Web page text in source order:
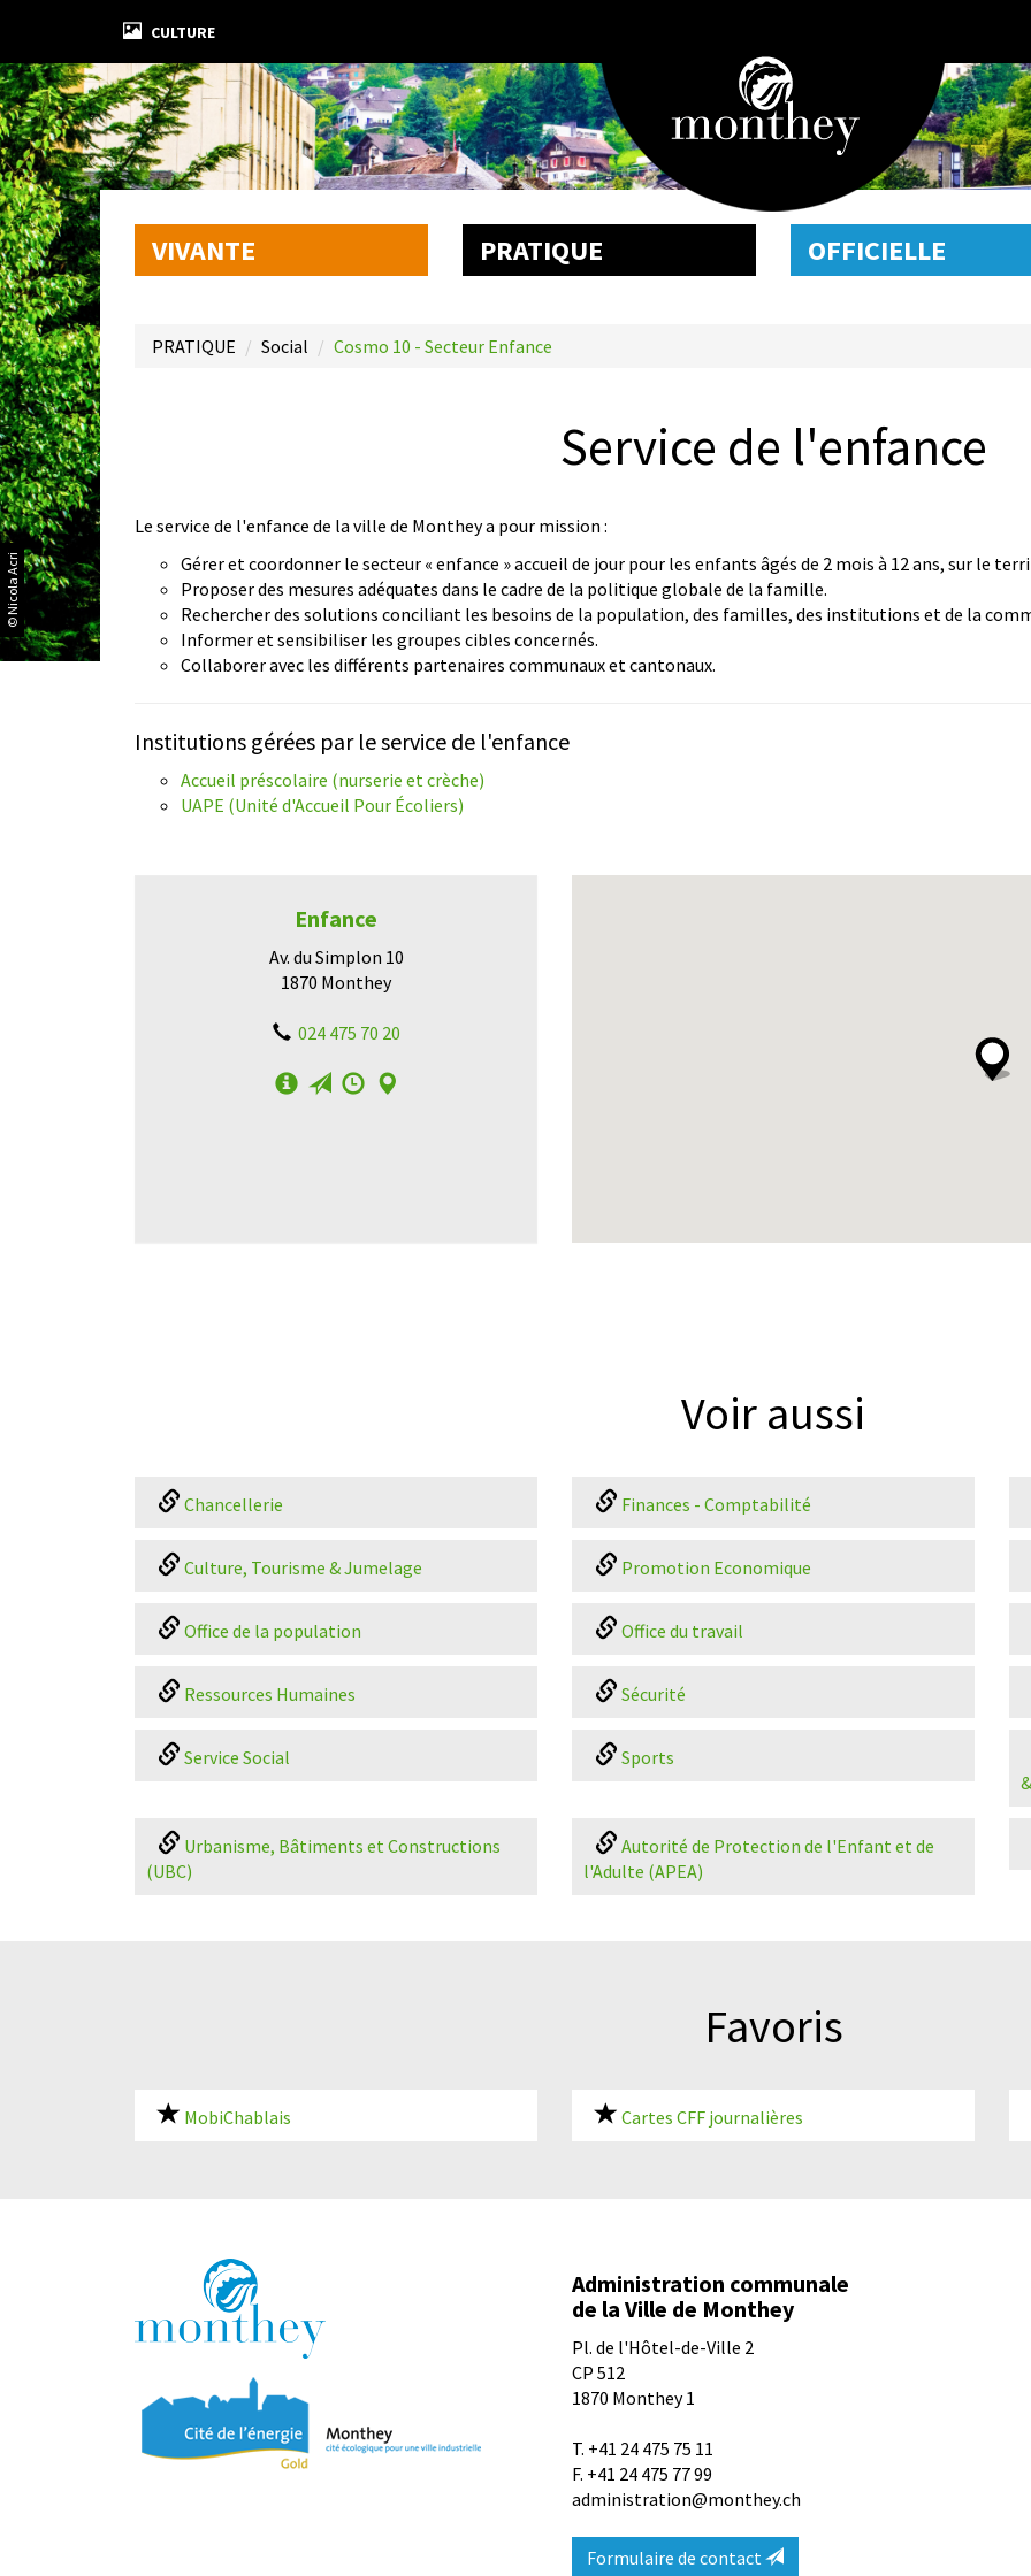
© Nicola Acri
CULTURE
VIVANTE PRATIQUE OFFICIELLE
PRATIQUE Social Cosmo 10 - Secteur Enfance
Service de l'enfance
Le service de l'enfance de la ville de Monthey a pour mission :
Gérer et coordonner le secteur « enfance » accueil de jour pour les enfants âgés de 2 mois à 12 ans, sur le
Proposer des mesures adéquates dans le cadre de la politique globale de la famille.
Rechercher des solutions conciliant les besoins de la population, des familles, des institutions et de la
Informer et sensibiliser les groupes cibles concernés.
Collaborer avec les différents partenaires communaux et cantonaux.
Institutions gérées par le service de l'enfance
Accueil préscolaire (nurserie et crèche)
UAPE (Unité d'Accueil Pour Écoliers)
Enfance
Av. du Simplon 10
1870 Monthey
024 475 70 20
Voir aussi
Chancellerie Finances - Comptabilité
Culture, Tourisme & Jumelage Promotion Economique
Office de la population Office du travail
Ressources Humaines Sécurité
Service Social Sports
Urbanisme, Bâtiments et Constructions
(UBC)
Autorité de Protection de l'Enfant et de
l'Adulte (APEA)
Favoris
MobiChablais Cartes CFF journalières
Administration communale
de la Ville de Monthey
Pl. de l'Hôtel-de-Ville 2
CP 512
1870 Monthey 1
T. +41 24 475 75 11
F. +41 24 475 77 99
administration@monthey.ch
Formulaire de contact